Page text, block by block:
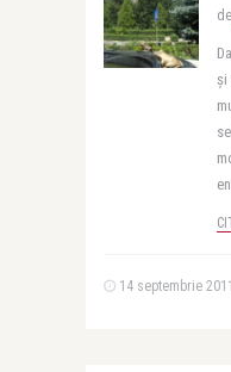
de
şi
14 septembrie